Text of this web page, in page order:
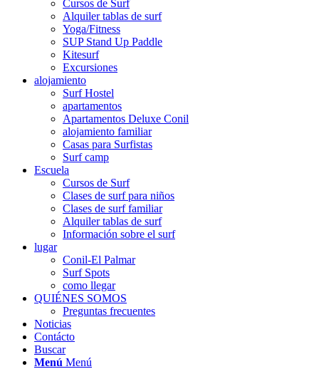
Cursos de Surf
Alquiler tablas de surf
Yoga/Fitness
SUP Stand Up Paddle
Kitesurf
Excursiones
alojamiento
Surf Hostel
apartamentos
Apartamentos Deluxe Conil
alojamiento familiar
Casas para Surfistas
Surf camp
Escuela
Cursos de Surf
Clases de surf para niños
Clases de surf familiar
Alquiler tablas de surf
Información sobre el surf
lugar
Conil-El Palmar
Surf Spots
como llegar
QUIÉNES SOMOS
Preguntas frecuentes
Noticias
Contácto
Buscar
Menú Menú